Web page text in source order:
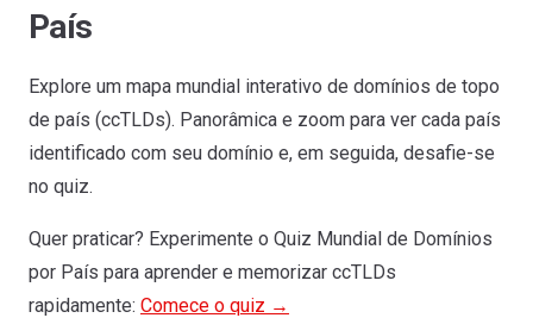
País
Explore um mapa mundial interativo de domínios de topo
de país (ccTLDs). Panorâmica e zoom para ver cada país
identificado com seu domínio e, em seguida, desafie-se
no quiz.
Quer praticar? Experimente o Quiz Mundial de Domínios
por País para aprender e memorizar ccTLDs
rapidamente: Comece o quiz →
Greenland
.gl